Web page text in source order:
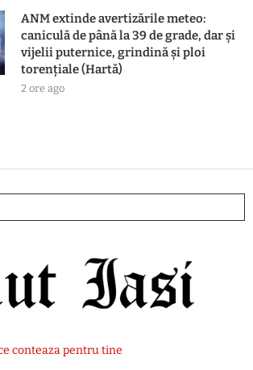
ANM extinde avertizările meteo:
caniculă de până la 39 de grade, dar și
vijelii puternice, grindină și ploi
torențiale (Hartă)
2 ore ago
conteaza pentru tine